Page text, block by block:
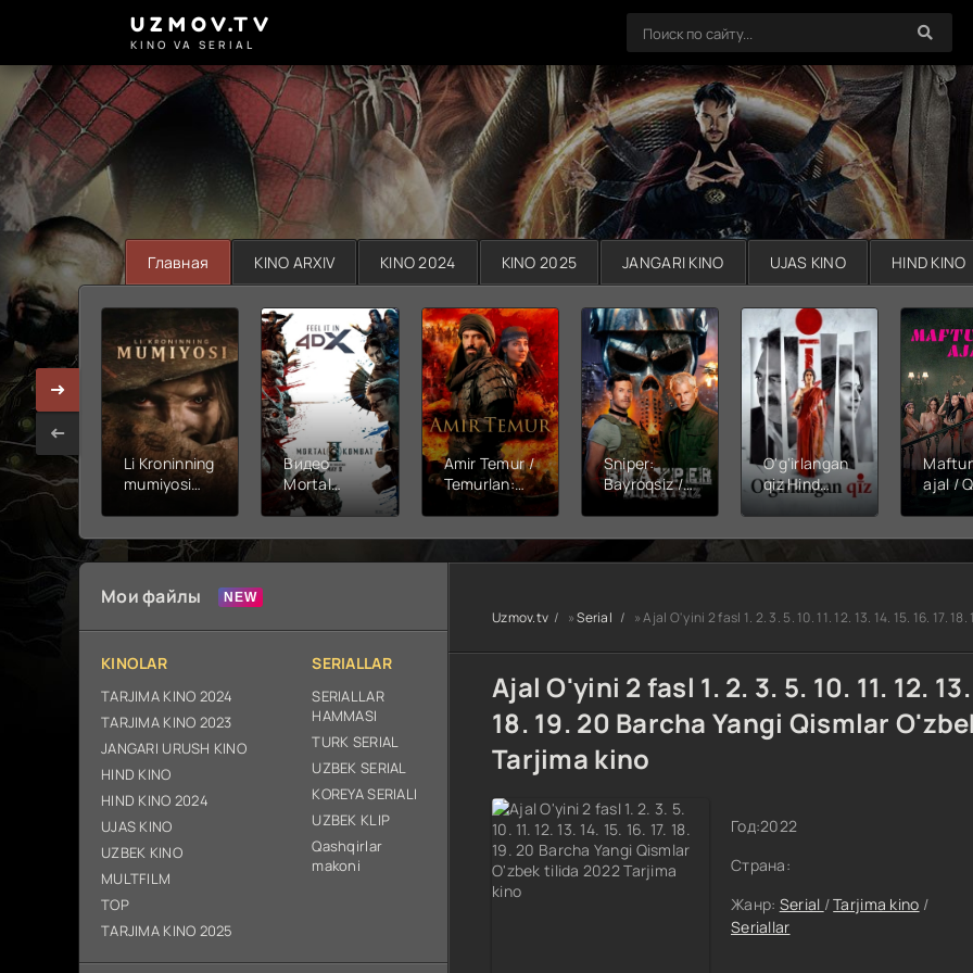
UZMOV.TV
KINO VA SERIAL
Главная KINO ARXIV KINO 2024 KINO 2025 JANGARI KINO UJAS KINO HIND KINO
Li Kroninning
mumiyosi
tarjima HD
skachat
Видео
Mortal
kombat 2 /
(2026)
Uzbek tilida
Amir Temur /
Temurlan:
Fathchining
Premyera
Netflix filmi
O'zbekcha
2026
tarjima kino
ix skachat
Sniper:
Bayroqsiz /
Snayper:
Bayroqsiz
snayper
Uzbek tilida
O'zbekcha
2026
Full HD tas-
ix skachat
O'g'irlangan
qiz Hind
kinosi 2026
O'zbekcha
tarjima kino
ajal /
tilida)
2026
Мои файлы
KINOLAR
TARJIMA KINO 2024
TARJIMA KINO 2023
JANGARI URUSH KINO
HIND KINO
HIND KINO 2024
UJAS KINO
UZBEK KINO
MULTFILM
TOP
TARJIMA KINO 2025
SERIALLAR
SERIALLAR
HAMMASI
TURK SERIAL
UZBEK SERIAL
KOREYA SERIALI
UZBEK KLIP
Qashqirlar
makoni
Uzmov.tv »Serial » Ajal O'yini 2 fasl 1. 2. 3. 5. 10. 11. 12. 13. 14. 15. 16.
Ajal O'yini 2 fasl 1. 2. 3. 5. 10. 11. 12. 13.
18. 19. 20 Barcha Yangi Qismlar
Tarjima kino
Год:2022
Страна:
Жанр: Serial /Tarjima kino /
Seriallar